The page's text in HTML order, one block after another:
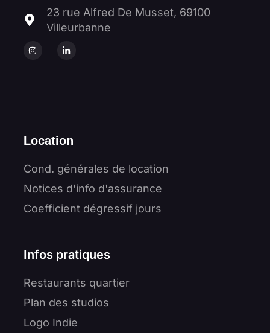
23 rue Alfred De Musset, 69100
Villeurbanne
Location
Cond. générales de location
Notices d'info d'assurance
Coefficient dégressif jours
Infos pratiques
Restaurants quartier
Plan des studios
Logo Indie